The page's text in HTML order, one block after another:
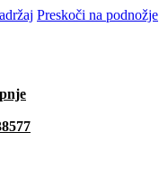
Preskoči na podnožje